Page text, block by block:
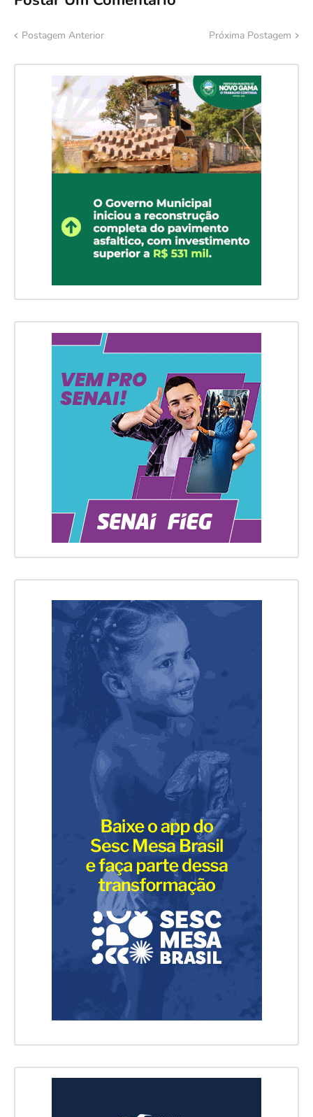
Postagem Anterior Próxima Postagem